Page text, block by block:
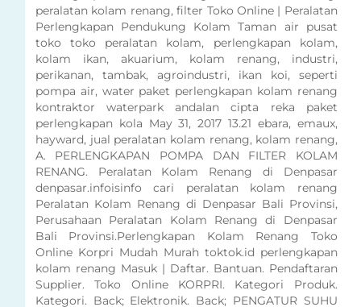
peralatan kolam renang, filter Toko Online | Peralatan
Perlengkapan Pendukung Kolam Taman air pusat
toko toko peralatan kolam, perlengkapan kolam,
kolam ikan, akuarium, kolam renang, industri,
perikanan, tambak, agroindustri, ikan koi, seperti
pompa air, water paket perlengkapan kolam renang
kontraktor waterpark andalan cipta reka paket
perlengkapan kola May 31, 2017 13.21 ebara, emaux,
hayward, jual peralatan kolam renang, kolam renang,
A. PERLENGKAPAN POMPA DAN FILTER KOLAM
RENANG. Peralatan Kolam Renang di Denpasar
denpasar.infoisinfo cari peralatan kolam renang
Peralatan Kolam Renang di Denpasar Bali Provinsi,
Perusahaan Peralatan Kolam Renang di Denpasar
Bali Provinsi.Perlengkapan Kolam Renang Toko
Online Korpri Mudah Murah toktok.id perlengkapan
kolam renang Masuk | Daftar. Bantuan. Pendaftaran
Supplier. Toko Online KORPRI. Kategori Produk.
Kategori. Back; Elektronik. Back; PENGATUR SUHU